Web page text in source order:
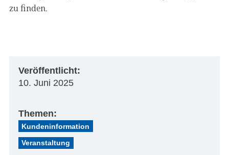
Veröffentlicht:
10. Juni 2025
Themen:
Kundeninformation
Veranstaltung
zu finden.